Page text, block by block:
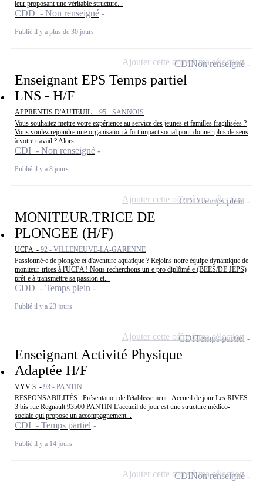
leur proposant une véritable structure...
CDD - Non renseigné
Publié il y a plus de 30 jours
Enseignant EPS Temps partiel
LNS - H/F
APPRENTIS D'AUTEUIL - 95 - SANNOIS
Vous souhaitez mettre votre expérience au service des jeunes et familles fragilisées ?
Vous voulez rejoindre une organisation à fort impact social pour donner plus de sens
à votre travail ? Alors...
CDI - Non renseigné
Publié il y a 8 jours
CDINon renseigné
Ajouter cette offre à ma sélection
MONITEUR.TRICE DE
PLONGEE (H/F)
UCPA - 92 - VILLENEUVE-LA-GARENNE
Passionné·e de plongée et d'aventure aquatique ? Rejoins notre équipe dynamique de
moniteur·trices à l'UCPA ! Nous recherchons un·e pro diplômé·e (BEES/DE JEPS)
prêt·e à transmettre sa passion et...
CDD - Temps plein
Publié il y a 23 jours
CDDTemps plein
Ajouter cette offre à ma sélection
Enseignant Activité Physique
Adaptée H/F
VYV 3 - 93 - PANTIN
RESPONSABILITÉS : Présentation de l'établissement : Accueil de jour Les RIVES
3 bis rue Regnault 93500 PANTIN L'accueil de jour est une structure médico-
sociale qui propose un accompagnement...
CDI - Temps partiel
Publié il y a 14 jours
CDITemps partiel
Ajouter cette offre à ma sélection
CDINon renseigné
Ajouter cette offre à ma sélection